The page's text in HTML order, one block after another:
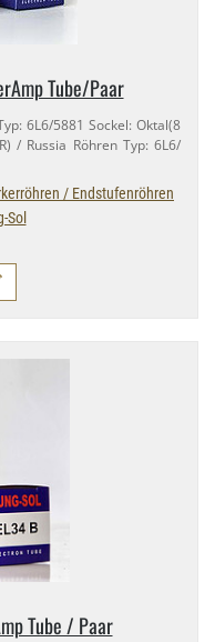
Tube/​Paar
6L6/​5881 Sockel: Oktal(8
/ Russia Röhren Typ: 6L6/​
/ Endstufenröhren
Sol
Tube / Paar